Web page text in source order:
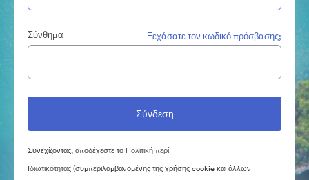
Σύνθημα Ξεχάσατε τον κωδικό πρόσβασης;
Συνεχίζοντας, αποδέχεστε το Πολιτική περί
Ιδιωτικότητας(συμπεριλαμβανομένης της χρήσης cookie και άλλων